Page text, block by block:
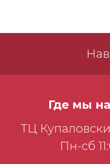
Где мы
ТЦ
Пн-сб